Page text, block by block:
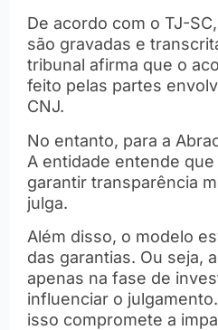
De acordo com o TJ-
são gravadas e
tribunal afirma que o
feito pelas partes
CNJ.
No entanto, para a
A entidade entende
garantir transparência
julga.
Além disso, o modelo
das garantias. Ou seja,
apenas na fase de
influenciar o
isso compromete a